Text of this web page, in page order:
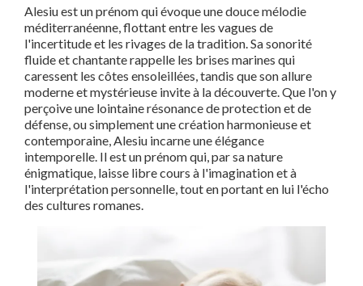
Alesiu est un prénom qui évoque une douce mélodie
méditerranéenne, flottant entre les vagues de
l'incertitude et les rivages de la tradition. Sa sonorité
fluide et chantante rappelle les brises marines qui
caressent les côtes ensoleillées, tandis que son allure
moderne et mystérieuse invite à la découverte. Que l'on y
perçoive une lointaine résonance de protection et de
défense, ou simplement une création harmonieuse et
contemporaine, Alesiu incarne une élégance
intemporelle. Il est un prénom qui, par sa nature
énigmatique, laisse libre cours à l'imagination et à
l'interprétation personnelle, tout en portant en lui l'écho
des cultures romanes.